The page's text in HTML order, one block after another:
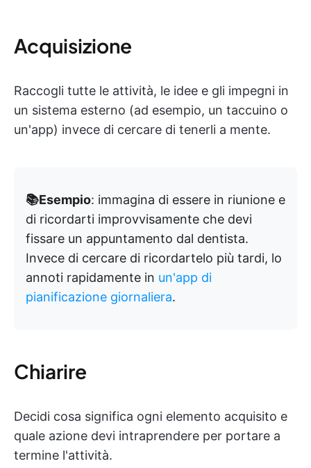
Acquisizione
Raccogli tutte le attività, le idee e gli impegni in
un sistema esterno (ad esempio, un taccuino o
un'app) invece di cercare di tenerli a mente.
📚Esempio: immagina di essere in riunione e
di ricordarti improvvisamente che devi
fissare un appuntamento dal dentista.
Invece di cercare di ricordartelo più tardi, lo
annoti rapidamente in un'app di
pianificazione giornaliera.
Chiarire
Decidi cosa significa ogni elemento acquisito e
quale azione devi intraprendere per portare a
termine l'attività.